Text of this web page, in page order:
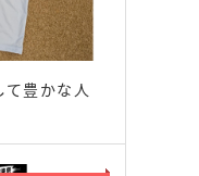
て豊かな人